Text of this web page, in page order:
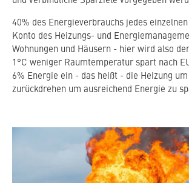
40% des Energieverbrauchs jedes
Konto des Heizungs- und
Wohnungen und Häusern - hier wird also
1°C weniger Raumtemperatur spart nach
6% Energie ein - das heißt - die Heizung um
zurückdrehen um ausreichend Energie zu